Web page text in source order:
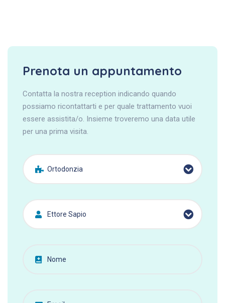
Prenota un appuntamento
Contatta la nostra reception indicando quando
possiamo ricontattarti e per quale trattamento vuoi
essere assistita/o. Insieme troveremo una data utile
per una prima visita.
Ortodonzia
Ettore Sapio